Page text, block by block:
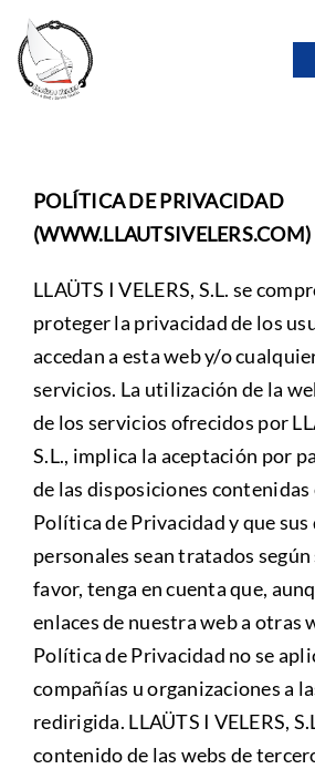
Skip
to
content
Location de bateaux
Burricleta
Environnement naturel
École nautique
Questions Fréquemment Posées
POLÍTICA DE PRIVACIDAD
(WWW.LLAUTSIVELERS.COM)
LLAÜTS I VELERS, S.L. se
proteger la privacidad de los
accedan a esta web y/o
servicios. La utilización de la
de los servicios ofrecidos por
S.L., implica la aceptación por
de las disposiciones contenidas
Política de Privacidad y que sus
personales sean tratados
favor, tenga en cuenta que,
enlaces de nuestra web a otras
Política de Privacidad no se
compañías u organizaciones a
redirigida. LLAÜTS I VELERS,
contenido de las webs de